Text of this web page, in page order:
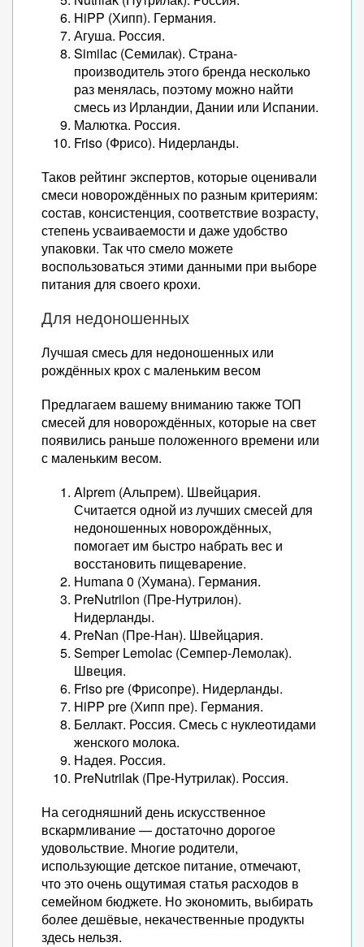
HiPP (Хипп). Германия.
Агуша. Россия.
Similac (Семилак). Страна-
производитель этого бренда несколько
раз менялась, поэтому можно найти
смесь из Ирландии, Дании или Испании.
Малютка. Россия.
Friso (Фрисо). Нидерланды.
Таков рейтинг экспертов, которые оценивали
смеси новорождённых по разным критериям:
состав, консистенция, соответствие возрасту,
степень усваиваемости и даже удобство
упаковки. Так что смело можете
воспользоваться этими данными при выборе
питания для своего крохи.
Для недоношенных
Лучшая смесь для недоношенных или
рождённых крох с маленьким весом
Предлагаем вашему вниманию также ТОП
смесей для новорождённых, которые на свет
появились раньше положенного времени или
с маленьким весом.
Alprem (Альпрем). Швейцария.
Считается одной из лучших смесей для
недоношенных новорождённых,
помогает им быстро набрать вес и
восстановить пищеварение.
Humana 0 (Хумана). Германия.
PreNutrilon (Пре-Нутрилон).
Нидерланды.
PreNan (Пре-Нан). Швейцария.
Semper Lemolac (Семпер-Лемолак).
Швеция.
Friso pre (Фрисопре). Нидерланды.
HiPP pre (Хипп пре). Германия.
Беллакт. Россия. Смесь с нуклеотидами
женского молока.
Надея. Россия.
PreNutrilak (Пре-Нутрилак). Россия.
На сегодняшний день искусственное
вскармливание — достаточно дорогое
удовольствие. Многие родители,
использующие детское питание, отмечают,
что это очень ощутимая статья расходов в
семейном бюджете. Но экономить, выбирать
более дешёвые, некачественные продукты
здесь нельзя.